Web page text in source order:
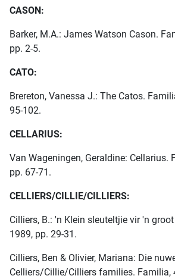
CASON:
Barker, M.A.: James Watson Cason.
pp. 2-5.
CATO:
Brereton, Vanessa J.: The Catos.
95-102.
CELLARIUS:
Van Wageningen, Geraldine: Cellarius.
pp. 67-71.
CELLIERS/CILLIE/CILLIERS:
Cilliers, B.: 'n Klein sleuteltjie vir 'n
1989, pp. 29-31.
Cilliers, Ben & Olivier, Mariana: Die
Celliers/Cillie/Cilliers families. Familia,